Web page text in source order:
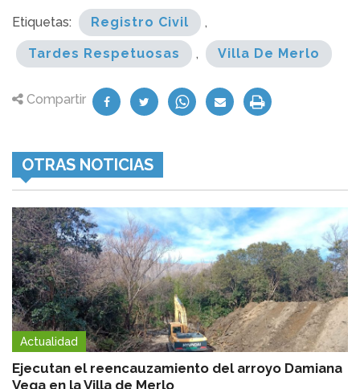
Etiquetas: Registro Civil ,
Tardes Respetuosas , Villa De Merlo
Compartir
OTRAS NOTICIAS
Actualidad
Ejecutan el reencauzamiento del arroyo Damiana
Vega en la Villa de Merlo